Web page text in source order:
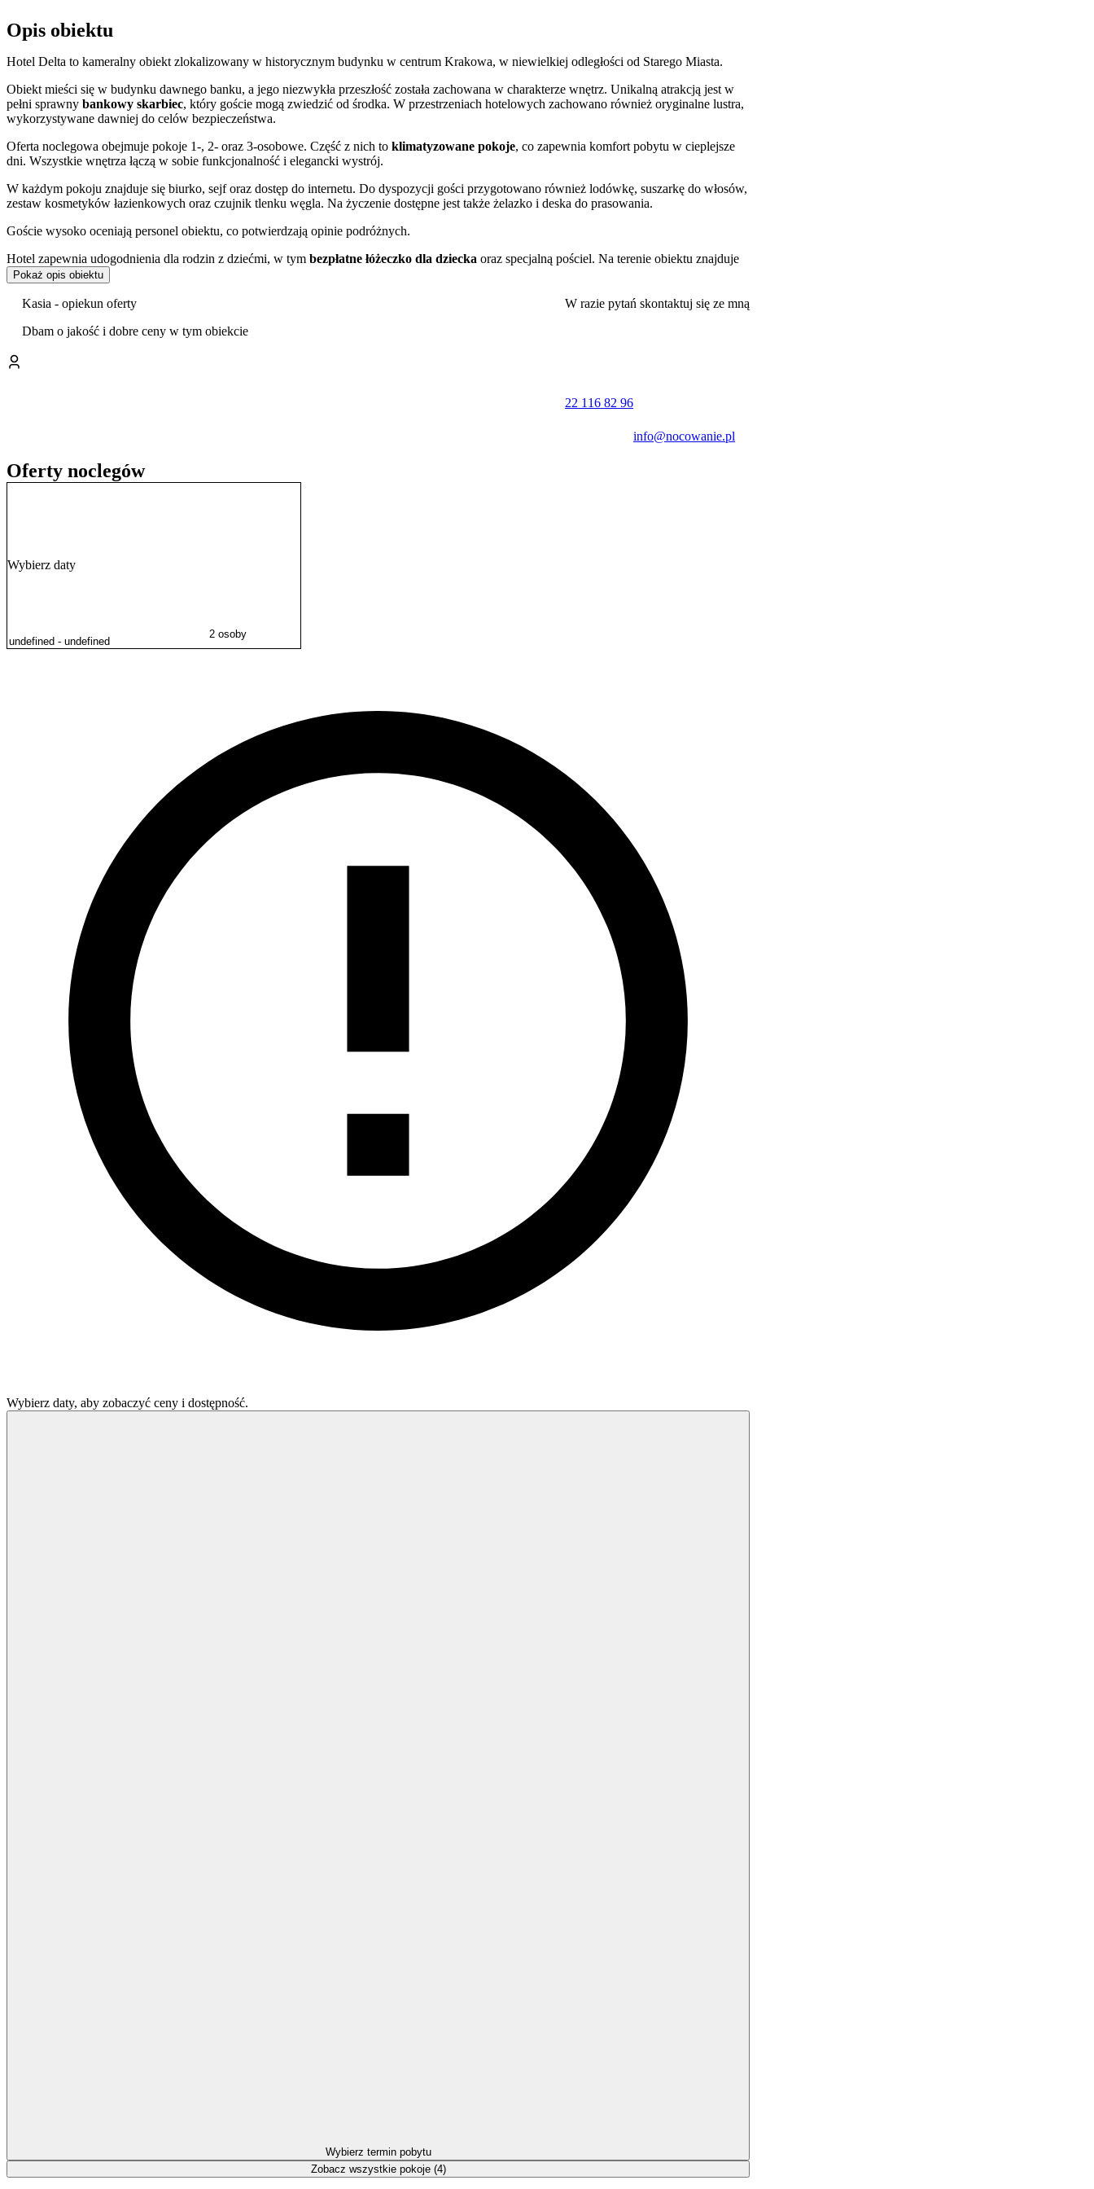
Opis obiektu
Hotel Delta to kameralny obiekt zlokalizowany w historycznym budynku w centrum Krakowa, w niewielkiej odległości od Starego Miasta.
Obiekt mieści się w budynku dawnego banku, a jego niezwykła przeszłość została zachowana w charakterze wnętrz. Unikalną atrakcją jest w
pełni sprawny bankowy skarbiec, który goście mogą zwiedzić od środka. W przestrzeniach hotelowych zachowano również oryginalne lustra,
wykorzystywane dawniej do celów bezpieczeństwa.
Oferta noclegowa obejmuje pokoje 1-, 2- oraz 3-osobowe. Część z nich to klimatyzowane pokoje, co zapewnia komfort pobytu w cieplejsze
dni. Wszystkie wnętrza łączą w sobie funkcjonalność i elegancki wystrój.
W każdym pokoju znajduje się biurko, sejf oraz dostęp do internetu. Do dyspozycji gości przygotowano również lodówkę, suszarkę do włosów,
zestaw kosmetyków łazienkowych oraz czujnik tlenku węgla. Na życzenie dostępne jest także żelazko i deska do prasowania.
Goście wysoko oceniają personel obiektu, co potwierdzają opinie podróżnych.
Hotel zapewnia udogodnienia dla rodzin z dziećmi, w tym bezpłatne łóżeczko dla dziecka oraz specjalną pościel. Na terenie obiektu znajduje
się przechowalnia bagażu, a w przestrzeniach wspólnych można korzystać z bezprzewodowego internetu. Dostępny jest również
ogólnodostępny sejf.
Głównyz Sukiennicami i Kościołem Mariackim, a także Barbakan. Nieco dalej położony jest
Doba hotelowa rozpoczyna się o godzinie 14:00 i trwa do 12:00 dnia następnego. Obiekt akceptuje płatności gotówką, kartą kredytową oraz
Pokaż opis obiektu
Kasia - opiekun oferty
Dbam o jakość i dobre ceny w tym obiekcie
W razie pytań skontaktuj się ze mną
22 116 82 96
info@nocowanie.pl
Oferty noclegów
Wybierz daty
2 osoby
Wybierz daty, aby zobaczyć ceny i dostępność.
Wybierz termin pobytu
Zobacz wszystkie pokoje (4)